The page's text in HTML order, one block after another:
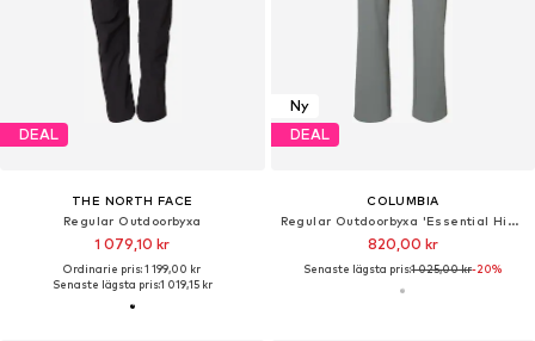
DEAL
THE NORTH FACE
Regular Outdoorbyxa
1 079,10 kr
Ordinarie pris: 1 199,00 kr
Senaste lägsta pris:1 019,15 kr
Ny
DEAL
COLUMBIA
Regular Outdoorbyxa 'Essential Hike™ 365'
820,00 kr
Senaste lägsta pris:1 025,00 kr-20%